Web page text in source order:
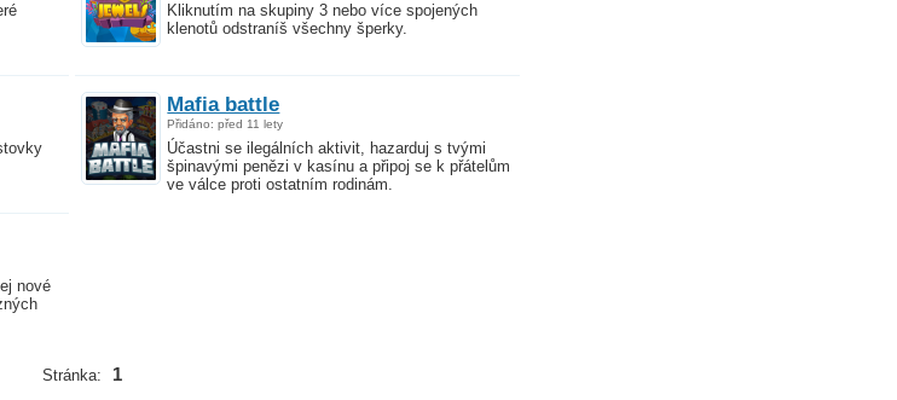
Kliknutím na skupiny 3 nebo více spojených
klenotů odstraníš všechny šperky.
Mafia battle
Přidáno: před 11 lety
Účastni se ilegálních aktivit, hazarduj s tvými
špinavými penězi v kasínu a připoj se k přátelům
ve válce proti ostatním rodinám.
nové
Stránka: 1